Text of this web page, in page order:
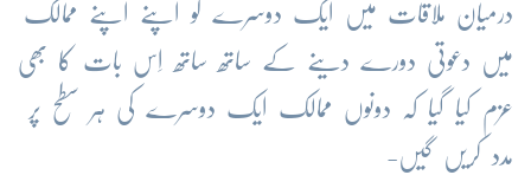
درمیان ملاقات میں ایک دوسرے کو اپنے اپنے ممالک
میں دعوتی دورے دینے کے ساتھ ساتھ اِس بات کا بھی
عزم کیا گیا کہ دونوں ممالک ایک دوسرے کی ہر سطح پر
مدد کریں گیں-